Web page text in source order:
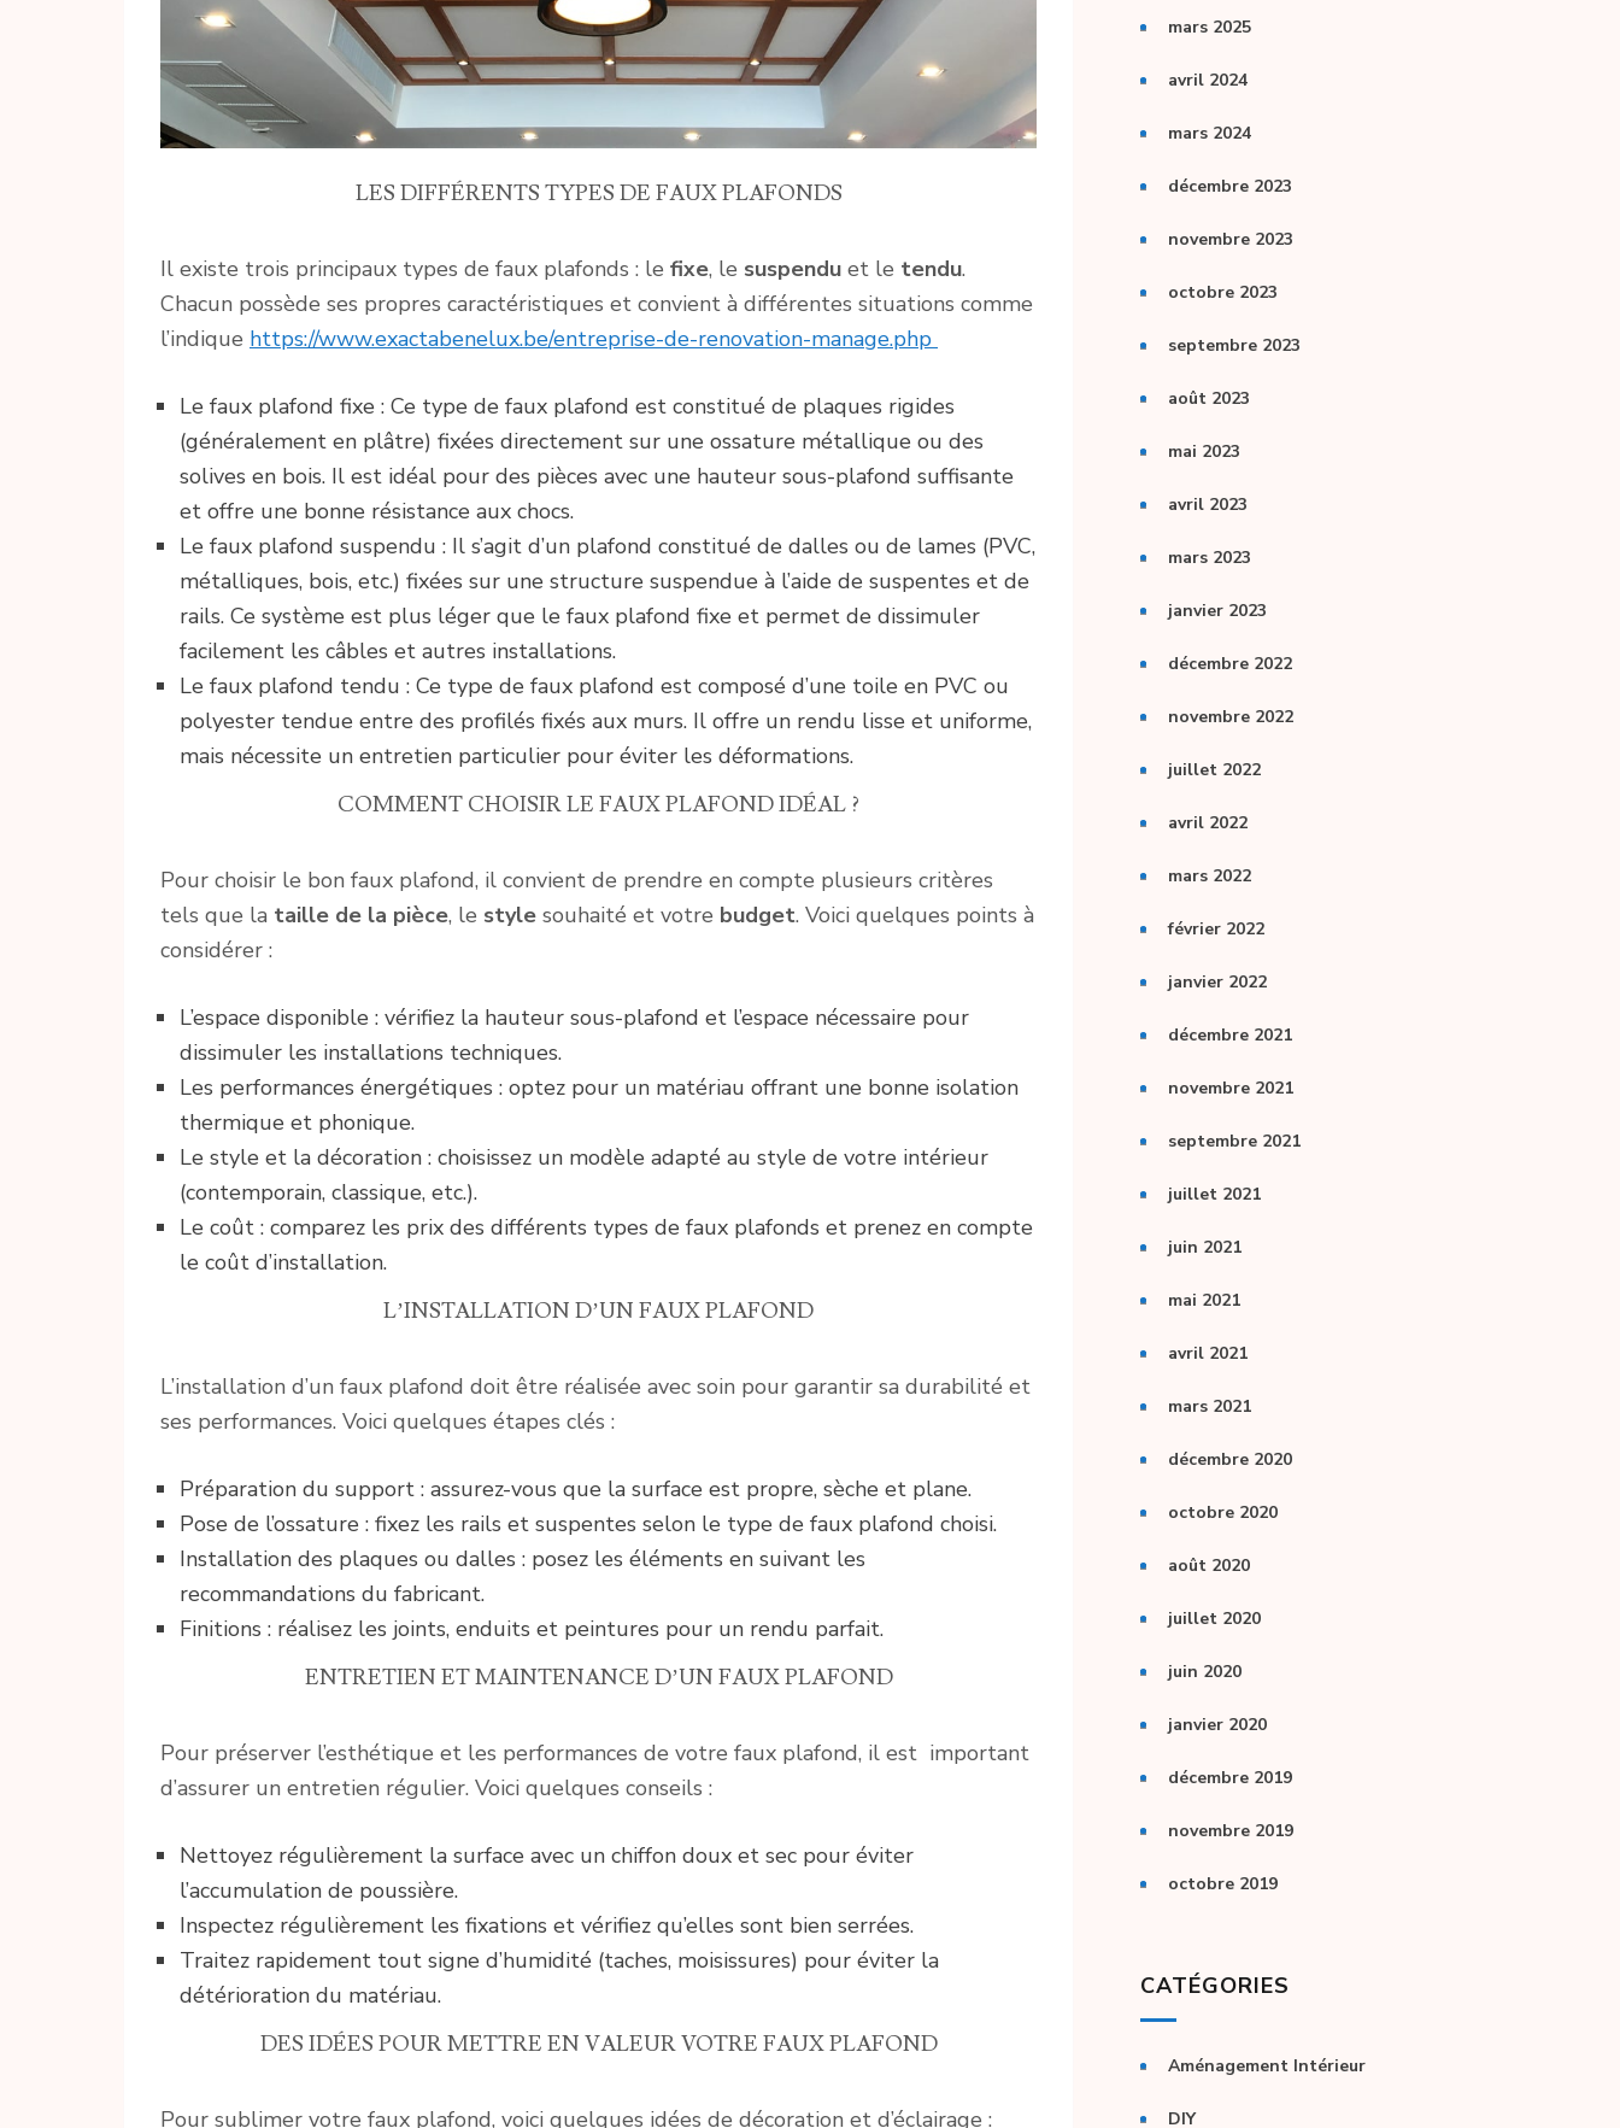
LES DIFFÉRENTS TYPES DE FAUX PLAFONDS
Il existe trois principaux types de faux plafonds : le fixe, le suspendu et le tendu.
Chacun possède ses propres caractéristiques et convient à différentes situations comme
l’indique https://www.exactabenelux.be/entreprise-de-renovation-manage.php
Le faux plafond fixe : Ce type de faux plafond est constitué de plaques rigides
(généralement en plâtre) fixées directement sur une ossature métallique ou des
solives en bois. Il est idéal pour des pièces avec une hauteur sous-plafond suffisante
et offre une bonne résistance aux chocs.
Le faux plafond suspendu : Il s’agit d’un plafond constitué de dalles ou de lames (PVC,
métalliques, bois, etc.) fixées sur une structure suspendue à l’aide de suspentes et de
rails. Ce système est plus léger que le faux plafond fixe et permet de dissimuler
facilement les câbles et autres installations.
Le faux plafond tendu : Ce type de faux plafond est composé d’une toile en PVC ou
polyester tendue entre des profilés fixés aux murs. Il offre un rendu lisse et uniforme,
mais nécessite un entretien particulier pour éviter les déformations.
COMMENT CHOISIR LE FAUX PLAFOND IDÉAL ?
Pour choisir le bon faux plafond, il convient de prendre en compte plusieurs critères
tels que la taille de la pièce, le style souhaité et votre budget. Voici quelques points à
considérer :
L’espace disponible : vérifiez la hauteur sous-plafond et l’espace nécessaire pour
dissimuler les installations techniques.
Les performances énergétiques : optez pour un matériau offrant une bonne isolation
thermique et phonique.
Le style et la décoration : choisissez un modèle adapté au style de votre intérieur
(contemporain, classique, etc.).
Le coût : comparez les prix des différents types de faux plafonds et prenez en compte
le coût d’installation.
L’INSTALLATION D’UN FAUX PLAFOND
L’installation d’un faux plafond doit être réalisée avec soin pour garantir sa durabilité et
ses performances. Voici quelques étapes clés :
Préparation du support : assurez-vous que la surface est propre, sèche et plane.
Pose de l’ossature : fixez les rails et suspentes selon le type de faux plafond choisi.
Installation des plaques ou dalles : posez les éléments en suivant les
recommandations du fabricant.
Finitions : réalisez les joints, enduits et peintures pour un rendu parfait.
ENTRETIEN ET MAINTENANCE D’UN FAUX PLAFOND
Pour préserver l’esthétique et les performances de votre faux plafond, il est important
d’assurer un entretien régulier. Voici quelques conseils :
Nettoyez régulièrement la surface avec un chiffon doux et sec pour éviter
l’accumulation de poussière.
Inspectez régulièrement les fixations et vérifiez qu’elles sont bien serrées.
Traitez rapidement tout signe d’humidité (taches, moisissures) pour éviter la
détérioration du matériau.
DES IDÉES POUR METTRE EN VALEUR VOTRE FAUX PLAFOND
Pour sublimer votre faux plafond, voici quelques idées de décoration et d’éclairage :
mars 2025
avril 2024
mars 2024
décembre 2023
novembre 2023
octobre 2023
septembre 2023
août 2023
mai 2023
avril 2023
mars 2023
janvier 2023
décembre 2022
novembre 2022
juillet 2022
avril 2022
mars 2022
février 2022
janvier 2022
décembre 2021
novembre 2021
septembre 2021
juillet 2021
juin 2021
mai 2021
avril 2021
mars 2021
décembre 2020
octobre 2020
août 2020
juillet 2020
juin 2020
janvier 2020
décembre 2019
novembre 2019
octobre 2019
CATÉGORIES
Aménagement Intérieur
DIY